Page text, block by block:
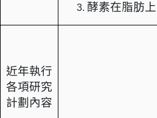
酵素在脂肪
近年執行
各項研究
計劃內容